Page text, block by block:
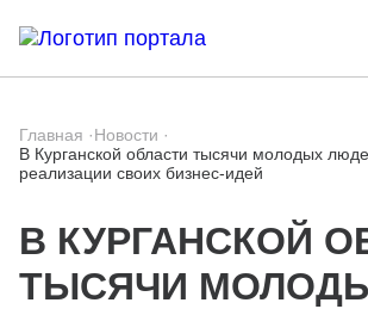
Главная ·Новости ·
В Курганской области тысячи молодых
реализации своих бизнес-идей
В КУРГАНСКОЙ
ТЫСЯЧИ